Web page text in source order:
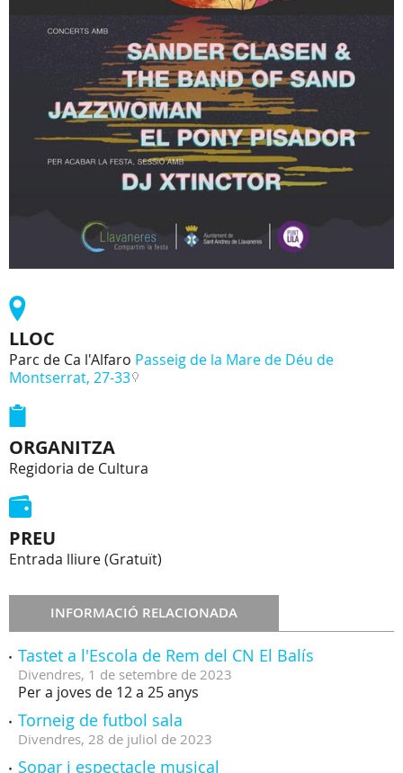
LLOC
Parc de Ca l'Alfaro Passeig de la Mare de Déu de
Montserrat, 27-33
ORGANITZA
Regidoria de Cultura
PREU
Entrada lliure (Gratuït)
INFORMACIÓ RELACIONADA
Tastet a l'Escola de Rem del CN El Balís
Divendres, 1 de setembre de 2023
Per a joves de 12 a 25 anys
Torneig de futbol sala
Divendres, 28 de juliol de 2023
Sopar i espectacle musical